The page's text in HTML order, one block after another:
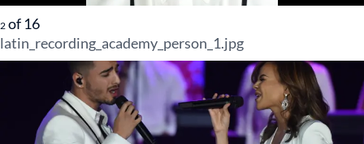
2 of 16
latin_recording_academy_person_1.jpg